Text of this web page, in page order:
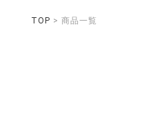
TOP 商品一覧